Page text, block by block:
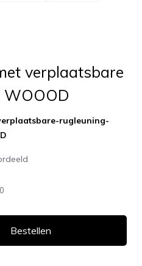
verplaatsbare
rugleuning-
Bestellen